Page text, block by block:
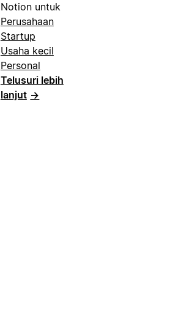
Notion untuk
Perusahaan
Startup
Usaha kecil
Personal
Telusuri lebih
lanjut →